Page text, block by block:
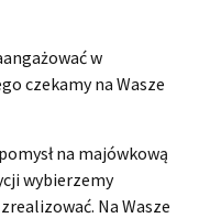
w
czekamy na Wasze
na majówkową
wybierzemy
Na Wasze